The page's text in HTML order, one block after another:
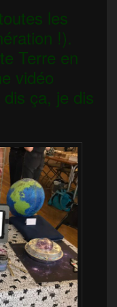
les
!).
Terre en
vidéo
dis ça, je dis